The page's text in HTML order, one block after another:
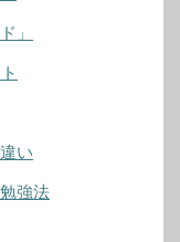
」
い
強法